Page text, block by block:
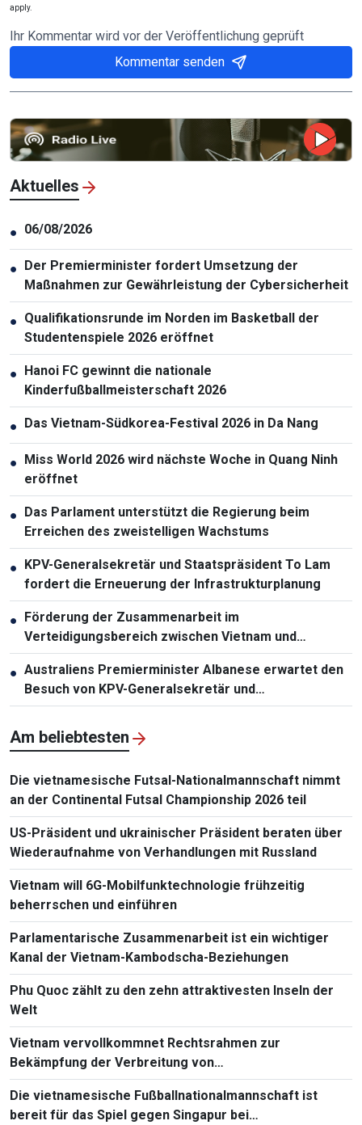
apply.
Ihr Kommentar wird vor der Veröffentlichung geprüft
Kommentar senden
Aktuelles
● 06/08/2026
● Der Premierminister fordert Umsetzung der
Maßnahmen zur Gewährleistung der Cybersicherheit
● Qualifikationsrunde im Norden im Basketball der
Studentenspiele 2026 eröffnet
● Hanoi FC gewinnt die nationale
Kinderfußballmeisterschaft 2026
● Das Vietnam-Südkorea-Festival 2026 in Da Nang
● Miss World 2026 wird nächste Woche in Quang Ninh
eröffnet
● Das Parlament unterstützt die Regierung beim
Erreichen des zweistelligen Wachstums
● KPV-Generalsekretär und Staatspräsident To Lam
fordert die Erneuerung der Infrastrukturplanung
● Förderung der Zusammenarbeit im
Verteidigungsbereich zwischen Vietnam und
Malaysia
● Australiens Premierminister Albanese erwartet den
Besuch von KPV-Generalsekretär und
Staatspräsident To Lam
Am beliebtesten
Die vietnamesische Futsal-Nationalmannschaft nimmt
an der Continental Futsal Championship 2026 teil
US-Präsident und ukrainischer Präsident beraten über
Wiederaufnahme von Verhandlungen mit Russland
Vietnam will 6G-Mobilfunktechnologie frühzeitig
beherrschen und einführen
Parlamentarische Zusammenarbeit ist ein wichtiger
Kanal der Vietnam-Kambodscha-Beziehungen
Phu Quoc zählt zu den zehn attraktivesten Inseln der
Welt
Vietnam vervollkommnet Rechtsrahmen zur
Bekämpfung der Verbreitung von
Massenvernichtungswaffen
Die vietnamesische Fußballnationalmannschaft ist
bereit für das Spiel gegen Singapur bei